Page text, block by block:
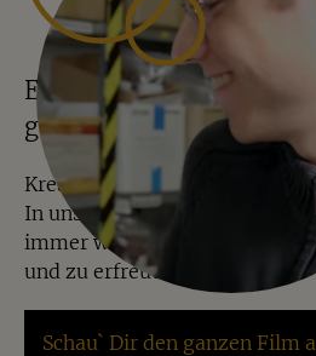
Einblicke ins Lager –
gewogen, gemischt und
Kreative Mischungen machen
In unserer Manufaktur in
immer wieder Neues aus, um
und zu erfreuen.
Schau` Dir den ganzen Film